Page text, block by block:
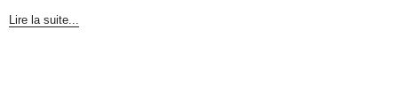
Lire la suite...